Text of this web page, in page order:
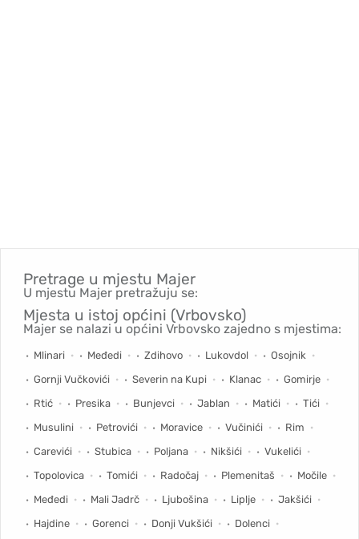
Pretrage u mjestu Majer
U mjestu Majer pretražuju se:
Mjesta u istoj općini (Vrbovsko)
Majer se nalazi u općini Vrbovsko zajedno s mjestima:
Mlinari Međedi Zdihovo Lukovdol
Osojnik
Gornji Vučkovići
Severin na Kupi Klanac
Gomirje
Rtić
Presika Bunjevci Jablan Matići
Tići
Musulini
Petrovići Moravice Vučinići
Rim
Carevići
Stubica Poljana Nikšići
Vukelići
Topolovica
Tomići Radočaj Plemenitaš
Močile
Međedi
Mali Jadrč Ljubošina Liplje
Jakšići
Hajdine
Gorenci Donji Vukšići
Dolenci